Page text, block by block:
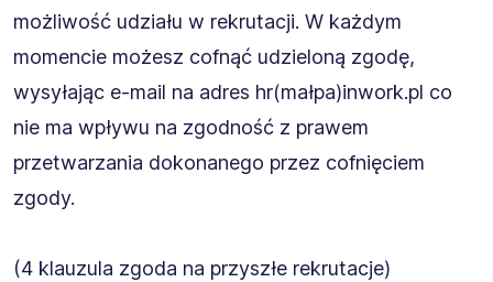
możliwość udziału w rekrutacji. W każdym
momencie możesz cofnąć udzieloną zgodę,
wysyłając e-mail na adres hr(małpa)inwork.pl co
nie ma wpływu na zgodność z prawem
przetwarzania dokonanego przez cofnięciem
zgody.
(4 klauzula zgoda na przyszłe rekrutacje)